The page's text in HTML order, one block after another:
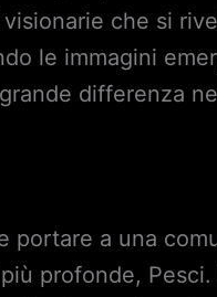
che si
le immagini
differenza
a una
profonde,